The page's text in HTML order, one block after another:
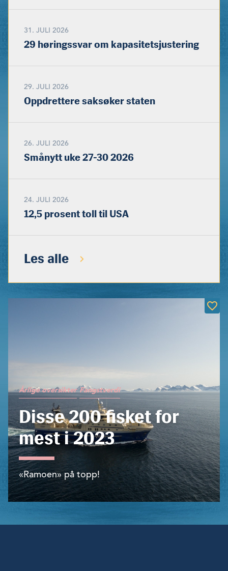
31. JULI 2026
29 høringssvar om kapasitetsjustering
29. JULI 2026
Oppdrettere saksøker staten
26. JULI 2026
Smånytt uke 27-30 2026
24. JULI 2026
12,5 prosent toll til USA
Les alle
Årlige oversikter Fangstverdi
Disse 200 fisket for
mest i 2023
«Ramoen» på topp!